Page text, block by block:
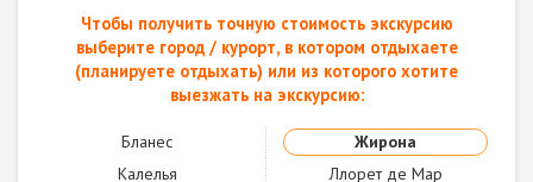
Чтобы получить точную стоимость экскурсию
выберите город / курорт, в котором отдыхаете
(планируете отдыхать) или из которого хотите
выезжать на экскурсию:
Бланес
Жирона
Калелья
Ллорет де Мар